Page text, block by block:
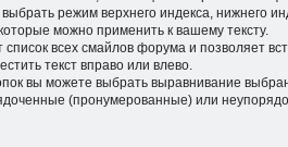
режим верхнего индекса, нижнего
можно применить к вашему тексту.
всех смайлов форума и позволяет
текст вправо или влево.
вы можете выбрать выравнивание
(пронумерованные) или